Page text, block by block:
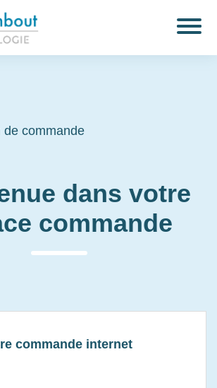
de commande
dans votre
commande
commande internet